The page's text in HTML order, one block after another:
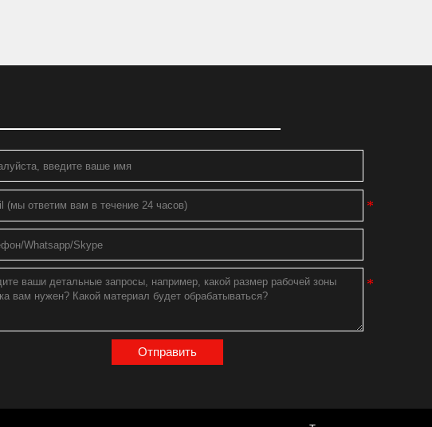
Отправить